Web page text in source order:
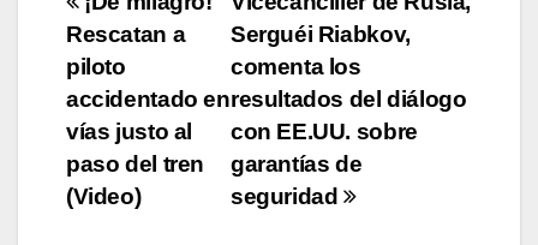
Navegación
de
entradas
Serguéi Riabkov,
comenta los
resultados del diálogo
con EE.UU. sobre
garantías de
seguridad
Rescatan a
piloto
accidentado en
vías justo al
paso del tren
(Video)